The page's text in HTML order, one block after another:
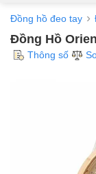
Đồng hồ đeo tay
Đồng Hồ
Thông số